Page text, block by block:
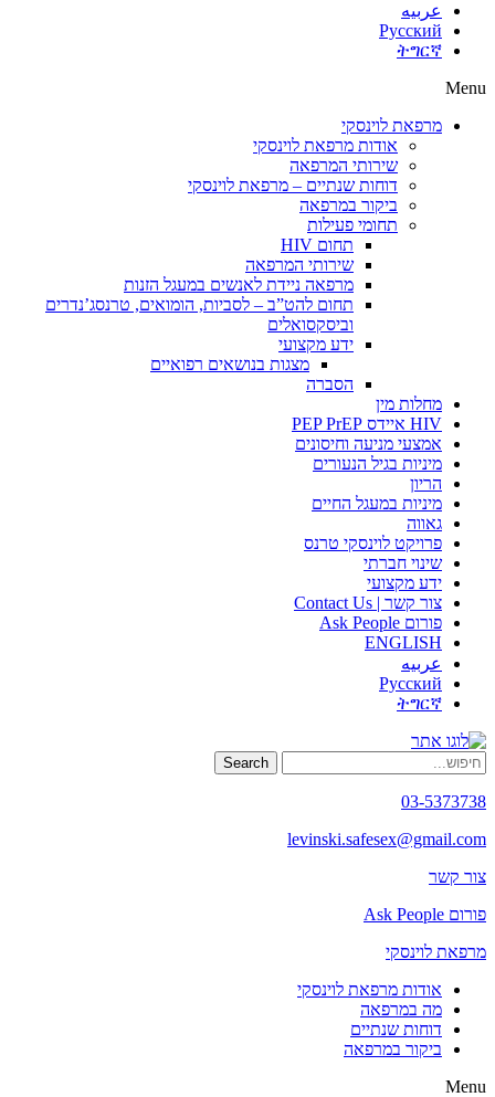
عربيه
Русский
ትግርኛ
Menu
מרפאת לוינסקי
אודות מרפאת לוינסקי
שירותי המרפאה
דוחות שנתיים – מרפאת לוינסקי
ביקור במרפאה
תחומי פעילות
תחום HIV
שירותי המרפאה
מרפאה ניידת לאנשים במעגל הזנות
תחום להט”ב – לסביות, הומואים, טרנסג’נדרים
וביסקסואלים
ידע מקצועי
מצגות בנושאים רפואיים
הסברה
מחלות מין
HIV איידס PEP PrEP
אמצעי מניעה וחיסונים
מיניות בגיל הנעורים
הריון
מיניות במעגל החיים
גאווה
פרויקט לוינסקי טרנס
שינוי חברתי
ידע מקצועי
צור קשר | Contact Us
פורום Ask People
ENGLISH
عربيه
Русский
ትግርኛ
Search
03-5373738
levinski.safesex@gmail.com
צור קשר
פורום Ask People
מרפאת לוינסקי
אודות מרפאת לוינסקי
מה במרפאה
דוחות שנתיים
ביקור במרפאה
Menu